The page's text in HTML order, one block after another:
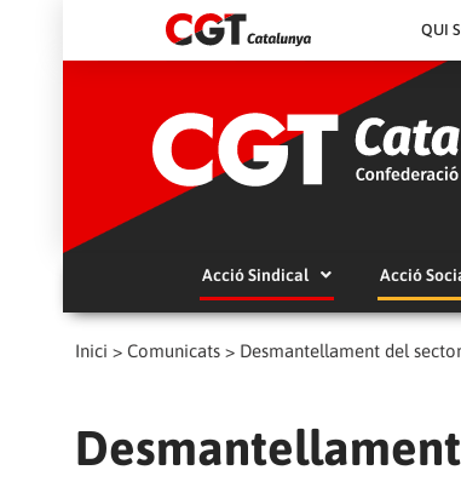
QUI
Acció Sindical Acció
Inici > Comunicats > Desmantellament del